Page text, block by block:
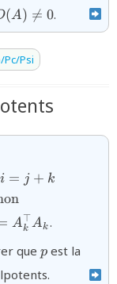
0}
(A) 
= 0.
Pc/Psi
i = j + k
Ak
⊤Ak .
que {p}
pest la